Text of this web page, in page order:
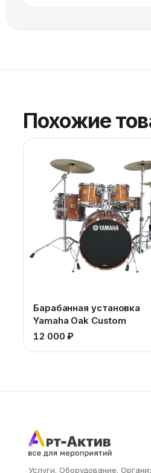
Похожие
Барабанная установка
Yamaha Oak Custom
12 000 ₽
Услуги. Оборудование.